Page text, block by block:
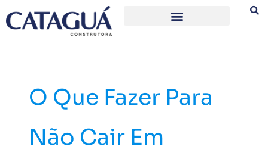
para
O Que Fazer Para
Não Cair Em